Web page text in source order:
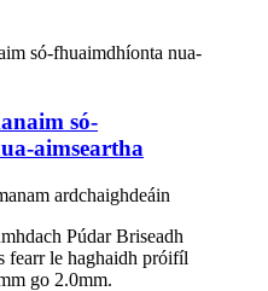
só-
aimseartha
ardchaighdeáin
Púdar Briseadh
fearr le haghaidh próifíl
go 2.0mm.